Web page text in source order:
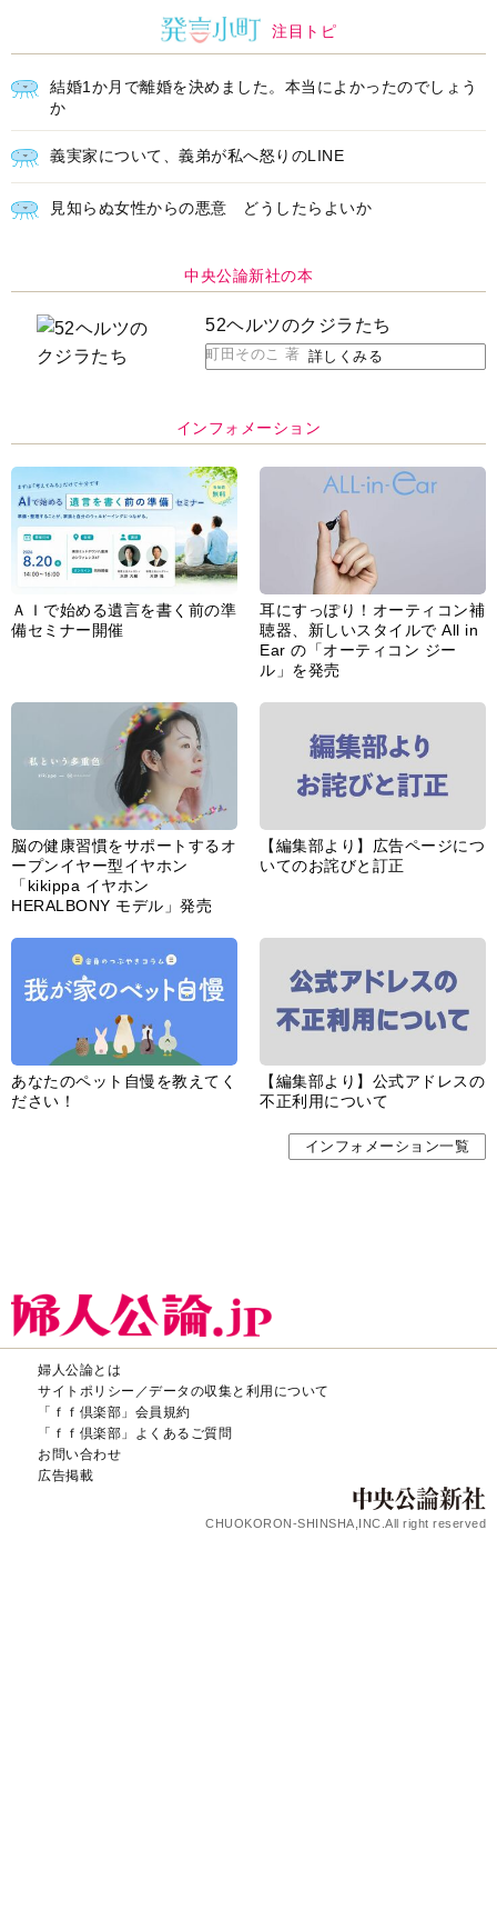
注目トピ
結婚1か月で離婚を決めました。本当によかったのでしょう
か
義実家について、義弟が私へ怒りのLINE
見知らぬ女性からの悪意 どうしたらよいか
中央公論新社の本
52ヘルツのクジラたち
町田そのこ 著 詳しくみる
インフォメーション
ＡＩで始める遺言を書く前の準
備セミナー開催
耳にすっぽり！オーティコン補
聴器、新しいスタイルで All in
Ear の「オーティコン ジー
ル」を発売
脳の健康習慣をサポートするオ
ープンイヤー型イヤホン
「kikippa イヤホン
HERALBONY モデル」発売
【編集部より】広告ページにつ
いてのお詫びと訂正
あなたのペット自慢を教えてく
ださい！
【編集部より】公式アドレスの
不正利用について
インフォメーション一覧
婦人公論とは
サイトポリシー／データの収集と利用について
「ｆｆ倶楽部」会員規約
「ｆｆ倶楽部」よくあるご質問
お問い合わせ
広告掲載
CHUOKORON-SHINSHA,INC.All right reserved